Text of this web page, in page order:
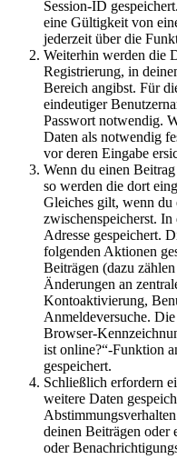
Session-ID
eine Gültigkeit von
jederzeit über die
Weiterhin werden die
Registrierung, in
Bereich angibst. Für
eindeutiger
Passwort notwendig.
Daten als notwendig
vor deren Eingabe
Wenn du einen
so werden die dort
Gleiches gilt, wenn
zwischenspeicherst.
Adresse gespeichert.
folgenden Aktionen
Beiträgen (dazu
Änderungen an
Kontoaktivierung,
Anmeldeversuche.
Browser-
ist online?“-Funktion
gespeichert.
Schließlich erfordern
weitere Daten
deinen Beiträgen oder
oder